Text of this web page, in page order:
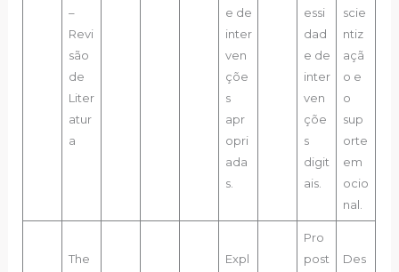
–
Revi
são
de
Liter
atur
a
e de
inter
ven
çõe
s
apr
opri
ada
s.
essi
dad
e de
inter
ven
çõe
s
digit
ais.
scie
ntiz
açã
o e
o
sup
orte
em
ocio
nal.
The
Expl
Pro
post
Des